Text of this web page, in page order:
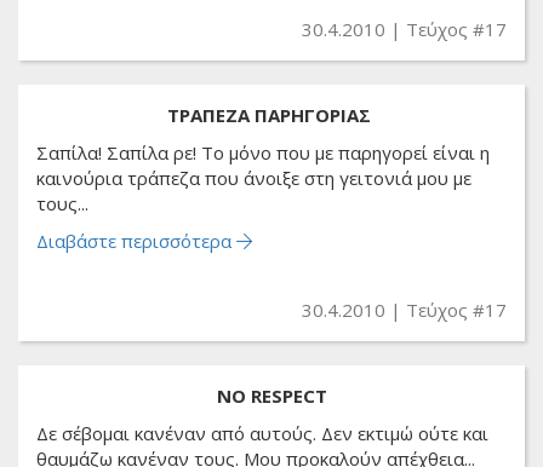
30.4.2010 Τεύχος #17
ΤΡΑΠΕΖΑ ΠΑΡΗΓΟΡΙΑΣ
Σαπίλα! Σαπίλα ρε! Το μόνο που με παρηγορεί είναι η
καινούρια τράπεζα που άνοιξε στη γειτονιά μου με
τους...
Διαβάστε περισσότερα
30.4.2010 Τεύχος #17
NO RESPECT
Δε σέβομαι κανέναν από αυτούς. Δεν εκτιμώ ούτε και
θαυμάζω κανέναν τους. Μου προκαλούν απέχθεια...